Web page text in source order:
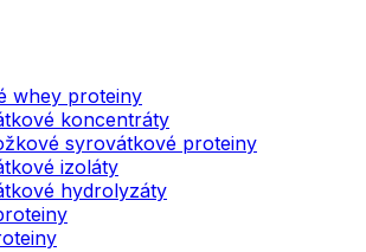
whey proteiny
koncentráty
syrovátkové proteiny
izoláty
hydrolyzáty